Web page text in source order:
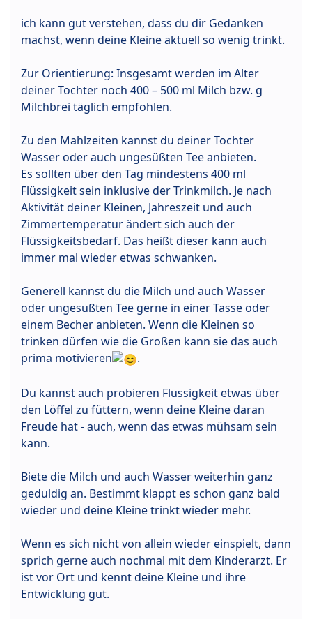
ich kann gut verstehen, dass du dir Gedanken
machst, wenn deine Kleine aktuell so wenig trinkt.
Zur Orientierung: Insgesamt werden im Alter
deiner Tochter noch 400 – 500 ml Milch bzw. g
Milchbrei täglich empfohlen.
Zu den Mahlzeiten kannst du deiner Tochter
Wasser oder auch ungesüßten Tee anbieten.
Es sollten über den Tag mindestens 400 ml
Flüssigkeit sein inklusive der Trinkmilch. Je nach
Aktivität deiner Kleinen, Jahreszeit und auch
Zimmertemperatur ändert sich auch der
Flüssigkeitsbedarf. Das heißt dieser kann auch
immer mal wieder etwas schwanken.
Generell kannst du die Milch und auch Wasser
oder ungesüßten Tee gerne in einer Tasse oder
einem Becher anbieten. Wenn die Kleinen so
trinken dürfen wie die Großen kann sie das auch
prima motivieren
.
Du kannst auch probieren Flüssigkeit etwas über
den Löffel zu füttern, wenn deine Kleine daran
Freude hat - auch, wenn das etwas mühsam sein
kann.
Biete die Milch und auch Wasser weiterhin ganz
geduldig an. Bestimmt klappt es schon ganz bald
wieder und deine Kleine trinkt wieder mehr.
Wenn es sich nicht von allein wieder einspielt, dann
sprich gerne auch nochmal mit dem Kinderarzt. Er
ist vor Ort und kennt deine Kleine und ihre
Entwicklung gut.